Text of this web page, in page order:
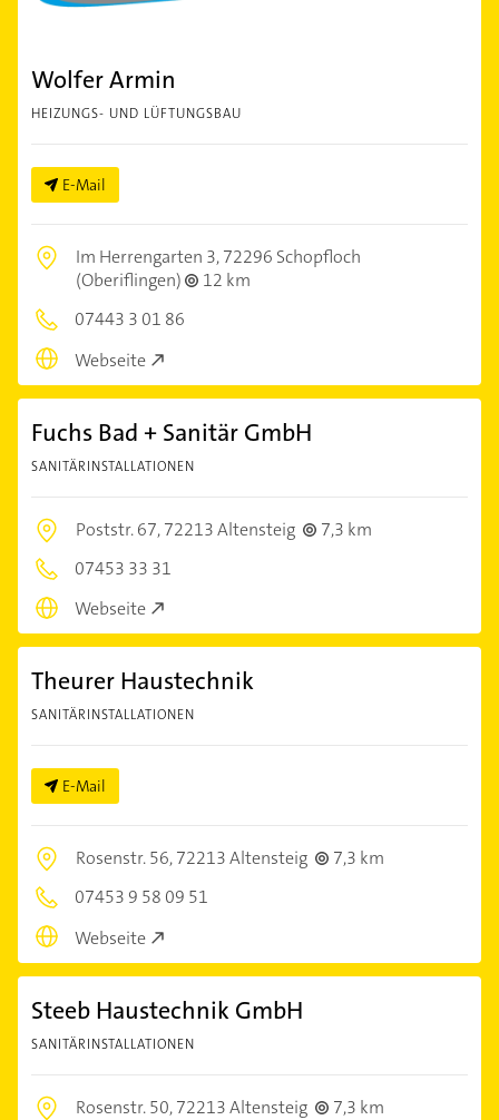
Wolfer Armin
HEIZUNGS- UND LÜFTUNGSBAU
E-Mail
Im Herrengarten 3,72296 Schopfloch
(Oberiflingen)
12 km
07443 3 01 86
Webseite
Fuchs Bad + Sanitär GmbH
SANITÄRINSTALLATIONEN
Poststr. 67,72213 Altensteig
7,3 km
07453 33 31
Webseite
Theurer Haustechnik
SANITÄRINSTALLATIONEN
E-Mail
Rosenstr. 56,72213 Altensteig
7,3 km
07453 9 58 09 51
Webseite
Steeb Haustechnik GmbH
SANITÄRINSTALLATIONEN
Rosenstr. 50,72213 Altensteig
7,3 km